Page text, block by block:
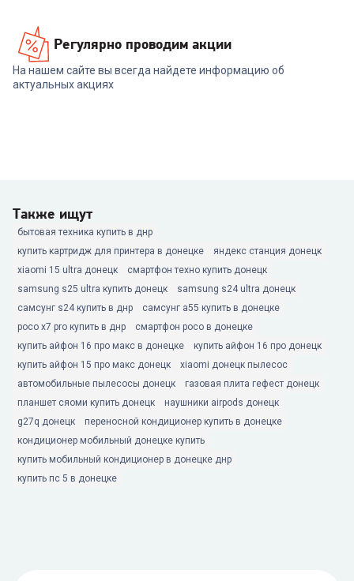
Регулярно проводим акции
На нашем сайте вы всегда найдете информацию об
актуальных акциях
Также ищут
бытовая техника купить в днр
купить картридж для принтера в донецке
яндекс станция донецк
xiaomi 15 ultra донецк
смартфон техно купить донецк
samsung s25 ultra купить донецк
samsung s24 ultra донецк
самсунг s24 купить в днр
самсунг а55 купить в донецке
poco x7 pro купить в днр
смартфон poco в донецке
купить айфон 16 про макс в донецке
купить айфон 16 про донецк
купить айфон 15 про макс донецк
xiaomi донецк пылесос
автомобильные пылесосы донецк
газовая плита гефест донецк
планшет сяоми купить донецк
наушники airpods донецк
g27q донецк
переносной кондиционер купить в донецке
кондиционер мобильный донецке купить
купить мобильный кондиционер в донецке днр
купить пс 5 в донецке